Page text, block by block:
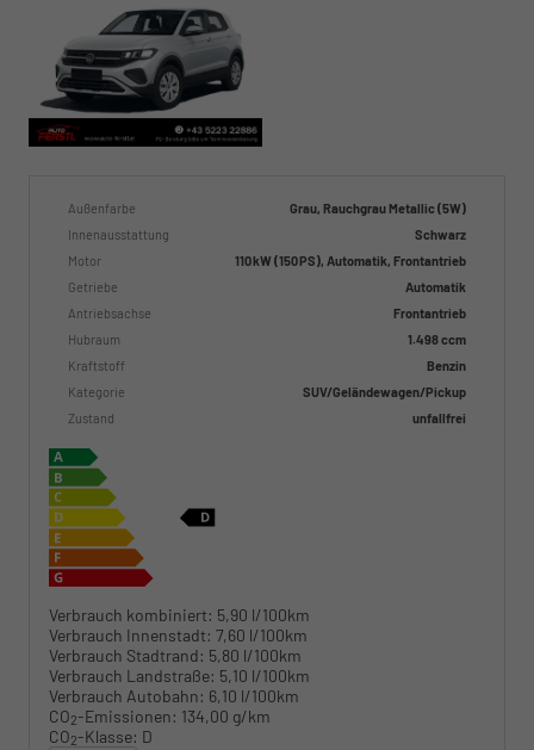
Außenfarbe
Grau, Rauchgrau Metallic (5W)
Innenausstattung
Schwarz
Motor
110 kW (150 PS), Automatik, Frontantrieb
Getriebe
Automatik
Antriebsachse
Frontantrieb
Hubraum
1.498 ccm
Kraftstoff
Benzin
Kategorie
SUV/Geländewagen/Pickup
Zustand
unfallfrei
Verbrauch kombiniert: 5,90 l/100km
Verbrauch Innenstadt: 7,60 l/100km
Verbrauch Stadtrand: 5,80 l/100km
Verbrauch Landstraße: 5,10 l/100km
Verbrauch Autobahn: 6,10 l/100km
CO2-Emissionen: 134,00 g/km
CO2-Klasse: D